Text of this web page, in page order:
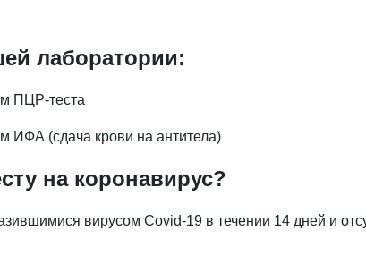
лаборатории:
ПЦР-теста
ИФА (сдача крови на антитела)
на коронавирус?
вирусом Covid-19 в течении 14 дней и